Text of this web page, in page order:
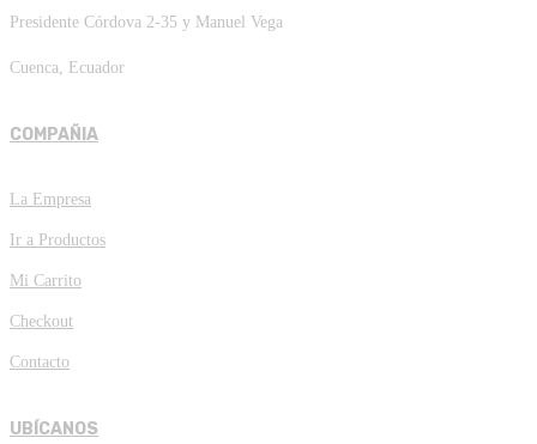
Presidente Córdova 2-35 y Manuel Vega
Cuenca, Ecuador
COMPAÑIA
La Empresa
Ir a Productos
Mi Carrito
Checkout
Contacto
UBÍCANOS